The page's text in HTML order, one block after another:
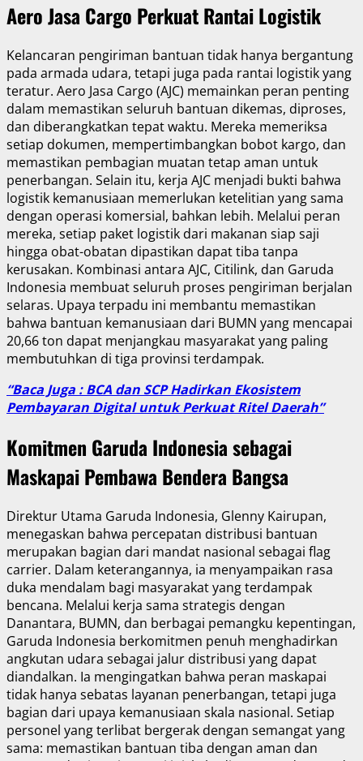
Aero Jasa Cargo Perkuat Rantai Logistik
Kelancaran pengiriman bantuan tidak hanya bergantung
pada armada udara, tetapi juga pada rantai logistik yang
teratur. Aero Jasa Cargo (AJC) memainkan peran penting
dalam memastikan seluruh bantuan dikemas, diproses,
dan diberangkatkan tepat waktu. Mereka memeriksa
setiap dokumen, mempertimbangkan bobot kargo, dan
memastikan pembagian muatan tetap aman untuk
penerbangan. Selain itu, kerja AJC menjadi bukti bahwa
logistik kemanusiaan memerlukan ketelitian yang sama
dengan operasi komersial, bahkan lebih. Melalui peran
mereka, setiap paket logistik dari makanan siap saji
hingga obat-obatan dipastikan dapat tiba tanpa
kerusakan. Kombinasi antara AJC, Citilink, dan Garuda
Indonesia membuat seluruh proses pengiriman berjalan
selaras. Upaya terpadu ini membantu memastikan
bahwa bantuan kemanusiaan dari BUMN yang mencapai
20,66 ton dapat menjangkau masyarakat yang paling
membutuhkan di tiga provinsi terdampak.
“Baca Juga : BCA dan SCP Hadirkan Ekosistem
Pembayaran Digital untuk Perkuat Ritel Daerah”
Komitmen Garuda Indonesia sebagai
Maskapai Pembawa Bendera Bangsa
Direktur Utama Garuda Indonesia, Glenny Kairupan,
menegaskan bahwa percepatan distribusi bantuan
merupakan bagian dari mandat nasional sebagai flag
carrier. Dalam keterangannya, ia menyampaikan rasa
duka mendalam bagi masyarakat yang terdampak
bencana. Melalui kerja sama strategis dengan
Danantara, BUMN, dan berbagai pemangku kepentingan,
Garuda Indonesia berkomitmen penuh menghadirkan
angkutan udara sebagai jalur distribusi yang dapat
diandalkan. Ia mengingatkan bahwa peran maskapai
tidak hanya sebatas layanan penerbangan, tetapi juga
bagian dari upaya kemanusiaan skala nasional. Setiap
personel yang terlibat bergerak dengan semangat yang
sama: memastikan bantuan tiba dengan aman dan